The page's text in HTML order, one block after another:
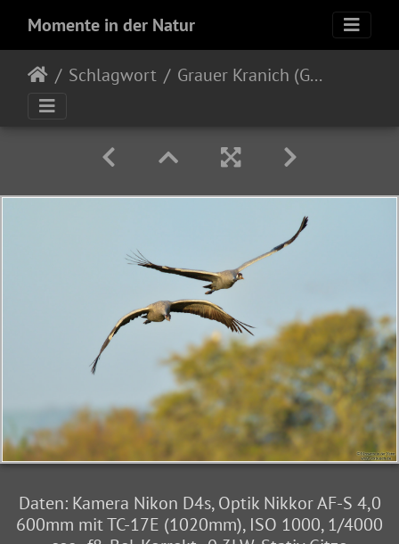
Momente in der Natur
Schlagwort Grauer Kranich (Grus grus)
Daten: Kamera Nikon D4s, Optik Nikkor AF-S 4,0
600mm mit TC-17E (1020mm), ISO 1000, 1/4000